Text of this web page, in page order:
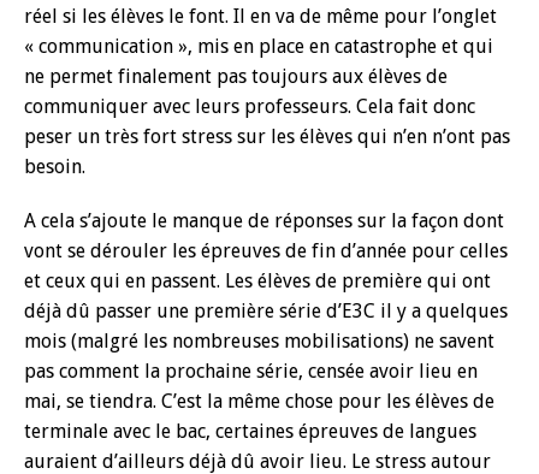
réel si les élèves le font. Il en va de même pour l’onglet
« communication », mis en place en catastrophe et qui
ne permet finalement pas toujours aux élèves de
communiquer avec leurs professeurs. Cela fait donc
peser un très fort stress sur les élèves qui n’en n’ont pas
besoin.
A cela s’ajoute le manque de réponses sur la façon dont
vont se dérouler les épreuves de fin d’année pour celles
et ceux qui en passent. Les élèves de première qui ont
déjà dû passer une première série d’E3C il y a quelques
mois (malgré les nombreuses mobilisations) ne savent
pas comment la prochaine série, censée avoir lieu en
mai, se tiendra. C’est la même chose pour les élèves de
terminale avec le bac, certaines épreuves de langues
auraient d’ailleurs déjà dû avoir lieu. Le stress autour